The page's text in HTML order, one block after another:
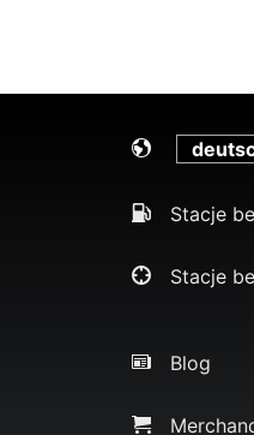
Stacje
Stacje
Blog